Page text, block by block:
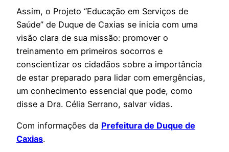
Assim, o Projeto “Educação em Serviços de
Saúde” de Duque de Caxias se inicia com uma
visão clara de sua missão: promover o
treinamento em primeiros socorros e
conscientizar os cidadãos sobre a importância
de estar preparado para lidar com emergências,
um conhecimento essencial que pode, como
disse a Dra. Célia Serrano, salvar vidas.
Com informações da Prefeitura de Duque de
Caxias.